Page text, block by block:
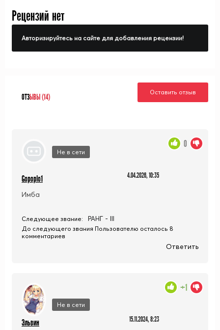
Рецензий нет
Авторизируйтесь на сайте для добавления рецензии!
ОТЗЫВЫ (14)
Оставить отзыв
Не в сети
Gopoplo1 4.04.2026, 10:35
Имба
0
Следующее звание: РАНГ - III
До следующего звания Пользователю осталось 8
комментариев
Ответить
Не в сети
Эльвин 15.11.2024, 8:23
+1